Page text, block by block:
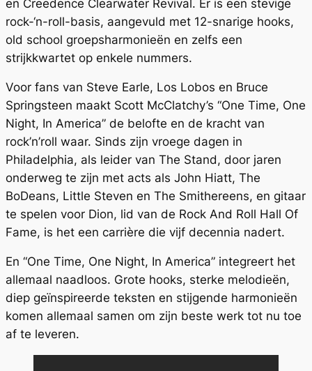
en Creedence Clearwater Revival. Er is een stevige
rock-‘n-roll-basis, aangevuld met 12-snarige hooks,
old school groepsharmonieën en zelfs een
strijkkwartet op enkele nummers.
Voor fans van Steve Earle, Los Lobos en Bruce
Springsteen maakt Scott McClatchy’s “One Time, One
Night, In America” ​​de belofte en de kracht van
rock’n’roll waar. Sinds zijn vroege dagen in
Philadelphia, als leider van The Stand, door jaren
onderweg te zijn met acts als John Hiatt, The
BoDeans, Little Steven en The Smithereens, en gitaar
te spelen voor Dion, lid van de Rock And Roll Hall Of
Fame, is het een carrière die vijf decennia nadert.
En “One Time, One Night, In America” integreert het
allemaal naadloos. Grote hooks, sterke melodieën,
diep geïnspireerde teksten en stijgende harmonieën
komen allemaal samen om zijn beste werk tot nu toe
af te leveren.